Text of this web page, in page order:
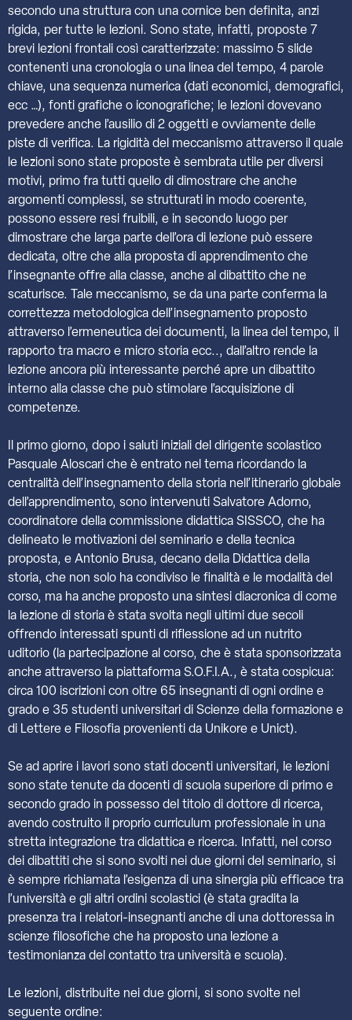
secondo una struttura con una cornice ben definita, anzi
rigida, per tutte le lezioni. Sono state, infatti, proposte 7
brevi lezioni frontali così caratterizzate: massimo 5 slide
contenenti una cronologia o una linea del tempo, 4 parole
chiave, una sequenza numerica (dati economici, demografici,
ecc …), fonti grafiche o iconografiche; le lezioni dovevano
prevedere anche l’ausilio di 2 oggetti e ovviamente delle
piste di verifica. La rigidità del meccanismo attraverso il quale
le lezioni sono state proposte è sembrata utile per diversi
motivi, primo fra tutti quello di dimostrare che anche
argomenti complessi, se strutturati in modo coerente,
possono essere resi fruibili, e in secondo luogo per
dimostrare che larga parte dell’ora di lezione può essere
dedicata, oltre che alla proposta di apprendimento che
l’insegnante offre alla classe, anche al dibattito che ne
scaturisce. Tale meccanismo, se da una parte conferma la
correttezza metodologica dell’insegnamento proposto
attraverso l’ermeneutica dei documenti, la linea del tempo, il
rapporto tra macro e micro storia ecc.., dall’altro rende la
lezione ancora più interessante perché apre un dibattito
interno alla classe che può stimolare l’acquisizione di
competenze.
Il primo giorno, dopo i saluti iniziali del dirigente scolastico
Pasquale Aloscari che è entrato nel tema ricordando la
centralità dell’insegnamento della storia nell’itinerario globale
dell’apprendimento, sono intervenuti Salvatore Adorno,
coordinatore della commissione didattica SISSCO, che ha
delineato le motivazioni del seminario e della tecnica
proposta, e Antonio Brusa, decano della Didattica della
storia, che non solo ha condiviso le finalità e le modalità del
corso, ma ha anche proposto una sintesi diacronica di come
la lezione di storia è stata svolta negli ultimi due secoli
offrendo interessati spunti di riflessione ad un nutrito
uditorio (la partecipazione al corso, che è stata sponsorizzata
anche attraverso la piattaforma S.O.F.I.A., è stata cospicua:
circa 100 iscrizioni con oltre 65 insegnanti di ogni ordine e
grado e 35 studenti universitari di Scienze della formazione e
di Lettere e Filosofia provenienti da Unikore e Unict).
Se ad aprire i lavori sono stati docenti universitari, le lezioni
sono state tenute da docenti di scuola superiore di primo e
secondo grado in possesso del titolo di dottore di ricerca,
avendo costruito il proprio curriculum professionale in una
stretta integrazione tra didattica e ricerca. Infatti, nel corso
dei dibattiti che si sono svolti nei due giorni del seminario, si
è sempre richiamata l’esigenza di una sinergia più efficace tra
l’università e gli altri ordini scolastici (è stata gradita la
presenza tra i relatori-insegnanti anche di una dottoressa in
scienze filosofiche che ha proposto una lezione a
testimonianza del contatto tra università e scuola).
Le lezioni, distribuite nei due giorni, si sono svolte nel
seguente ordine: